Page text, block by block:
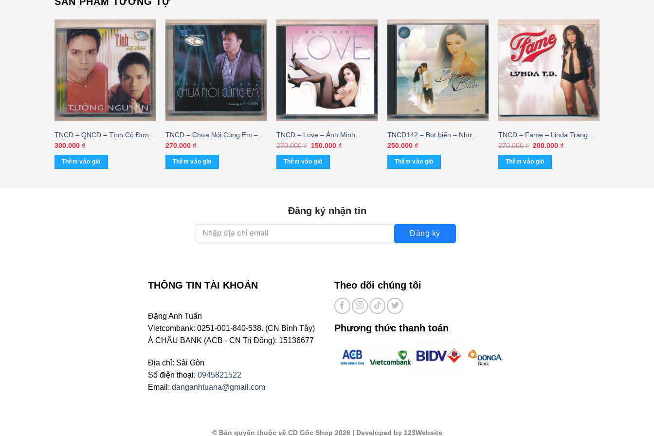
TNCD – QNCD – Tình Cô Đơn –
Tường Nguyên
300.000 ₫
Thêm vào giỏ
TNCD – Chưa Nói Cùng Em –
Khánh Hoàng
270.000 ₫
Thêm vào giỏ
TNCD – Love – Ánh Minh
(KHÔNG BÌA GỐC)
270.000₫ Giá
là:
270.000 ₫.
150.000 ₫Giá
Thêm vào giỏ
TNCD142 – Bọt biển – Như
Quỳnh – Thế Sơn (DENON) –
cái
250.000 ₫
Thêm vào giỏ
TNCD – Fame – Linda Trang
Đài
270.000₫ Giá
là:
270.000 ₫.
200.000 ₫Giá
Thêm vào giỏ
Đăng ký nhận tin
Đăng ký
THÔNG TIN TÀI KHOẢN
Đặng Anh Tuấn
Vietcombank: 0251-001-840-538. (CN Bình Tây)
Á CHÂU BANK (ACB - CN Trị Đông): 15136677
Địa chỉ: Sài Gòn
Số điện thoại: 0945821522
Email: danganhtuana@gmail.com
Theo dõi chúng tôi
Phương thức thanh toán
© Bản quyền thuộc về CD Gốc Shop 2026| Developed by 123Website